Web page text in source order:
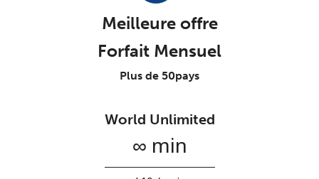
S'inscrire
Bonjour!
Identifiez-vous ouINSCRIVEZ-VOUS →
Meilleure offre
Forfait Mensuel
Plus de 50pays
World Unlimited
∞ min